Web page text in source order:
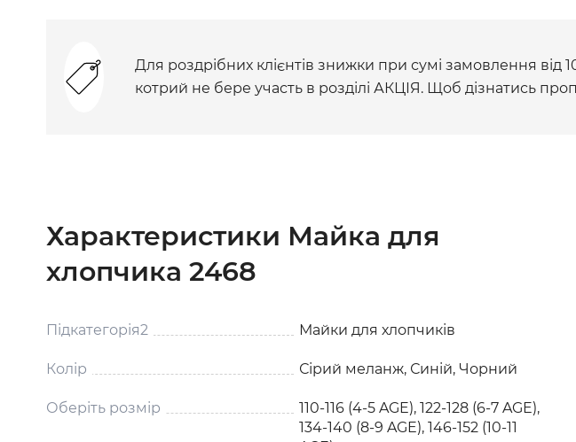
Для роздрібних клієнтів знижки при сумі замовлення
котрий не бере участь в розділі АКЦІЯ. Щоб дізнатись
Характеристики Майка для
хлопчика 2468
Підкатегорія2 Майки для хлопчиків
Колір Сірий меланж, Синій, Чорний
Оберіть розмір
110-116 (4-5 AGE), 122-128 (6-7 AGE),
134-140 (8-9 AGE), 146-152 (10-11